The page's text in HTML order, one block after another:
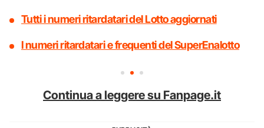
Tutti i numeri ritardatari del Lotto aggiornati
I numeri ritardatari e frequenti del SuperEnalotto
Continua a leggere su Fanpage.it